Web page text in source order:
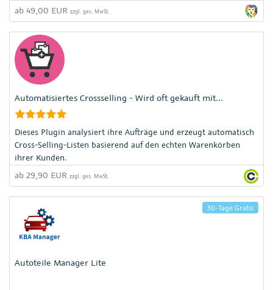
ab 49,00 EUR zzgl. ges. MwSt.
Automatisiertes Crossselling - Wird oft gekauft mit...
Dieses Plugin analysiert ihre Aufträge und erzeugt automatisch
Cross-Selling-Listen basierend auf den echten Warenkörben
ihrer Kunden.
ab 29,90 EUR zzgl. ges. MwSt.
30-Tage Gratis
Autoteile Manager Lite